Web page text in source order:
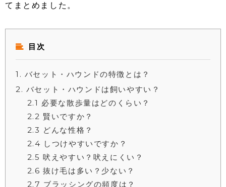
てまとめました。
目次
1
バセット・ハウンドの特徴とは？
2
バセット・ハウンドは飼いやすい？
2.1 必要な散歩量はどのくらい？
2.2 賢いですか？
2.3 どんな性格？
2.4 しつけやすいですか？
2.5 吠えやすい？吠えにくい？
2.6 抜け毛は多い？少ない？
2.7 ブラッシングの頻度は？